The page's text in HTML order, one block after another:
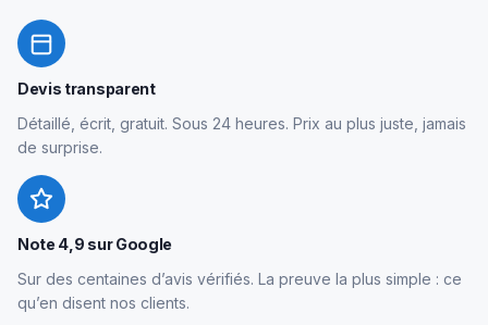
Devis transparent
Détaillé, écrit, gratuit. Sous 24 heures. Prix au plus juste, jamais
de surprise.
Note 4,9 sur Google
Sur des centaines d’avis vérifiés. La preuve la plus simple : ce
qu’en disent nos clients.